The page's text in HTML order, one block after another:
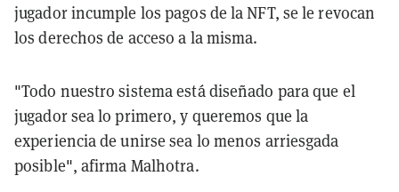
jugador incumple los pagos de la NFT, se le revocan
los derechos de acceso a la misma.
"Todo nuestro sistema está diseñado para que el
jugador sea lo primero, y queremos que la
experiencia de unirse sea lo menos arriesgada
posible", afirma Malhotra.